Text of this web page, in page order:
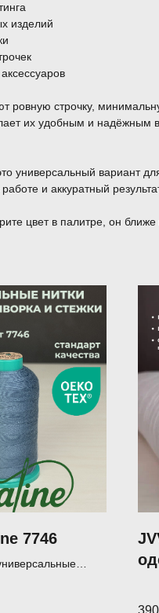
изделий
ровную строчку,
их удобным и надёжным
универсальный вариант
и аккуратный
цвет в палитре, он ближе
7746